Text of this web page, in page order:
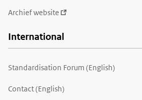
Archief website
International
Standardisation Forum (English)
Contact (English)